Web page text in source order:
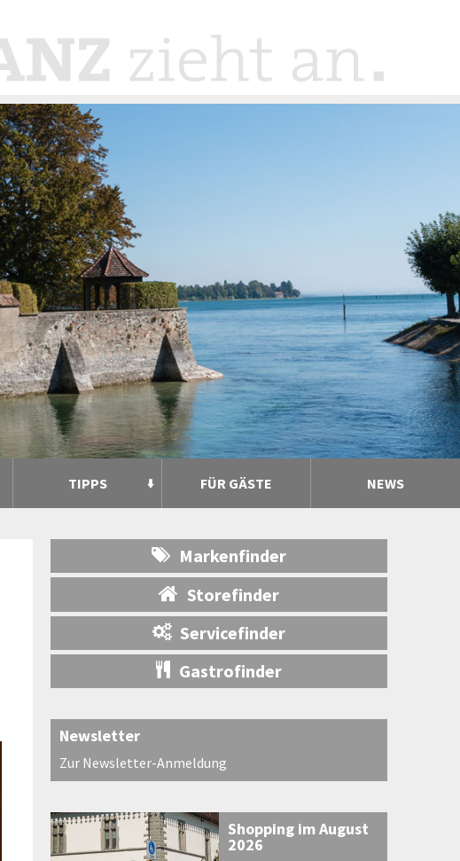
TIPPS FÜR GÄSTE NEWS
Markenfinder
Storefinder
Servicefinder
Gastrofinder
Newsletter
Zur Newsletter-Anmeldung
Shopping im August
2026